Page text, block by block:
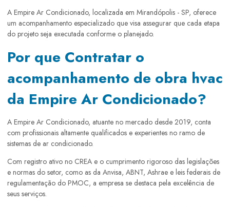
A Empire Ar Condicionado, localizada em Mirandópolis - SP, oferece
um acompanhamento especializado que visa assegurar que cada etapa
do projeto seja executada conforme o planejado.
Por que Contratar o
acompanhamento de obra hvac
da Empire Ar Condicionado?
A Empire Ar Condicionado, atuante no mercado desde 2019, conta
com profissionais altamente qualificados e experientes no ramo de
sistemas de ar condicionado.
Com registro ativo no CREA e o cumprimento rigoroso das legislações
e normas do setor, como as da Anvisa, ABNT, Ashrae e leis federais de
regulamentação do PMOC, a empresa se destaca pela excelência de
seus serviços.